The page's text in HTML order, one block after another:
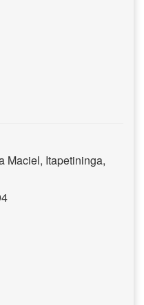
Maciel, Itapetininga,